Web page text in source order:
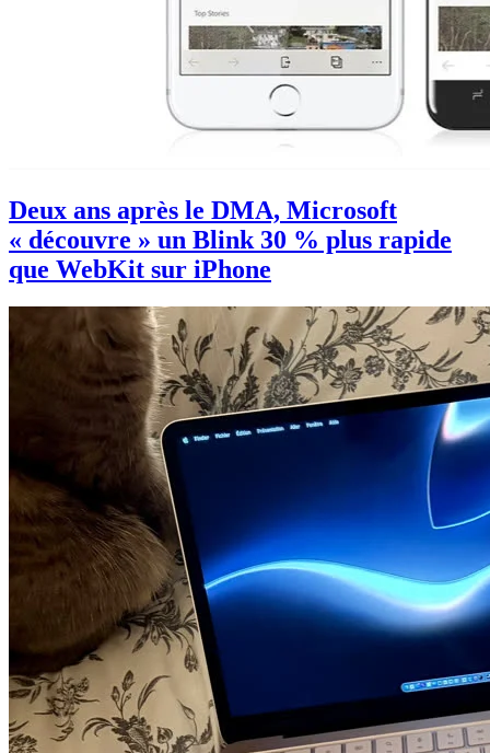
Deux ans après le DMA, Microsoft
« découvre » un Blink 30 % plus rapide
que WebKit sur iPhone